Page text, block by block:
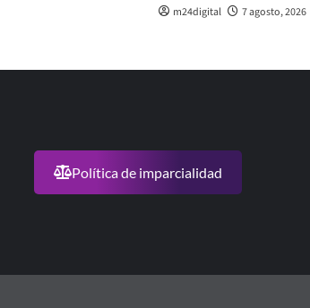
m24digital 7 agosto, 2026
Política de imparcialidad